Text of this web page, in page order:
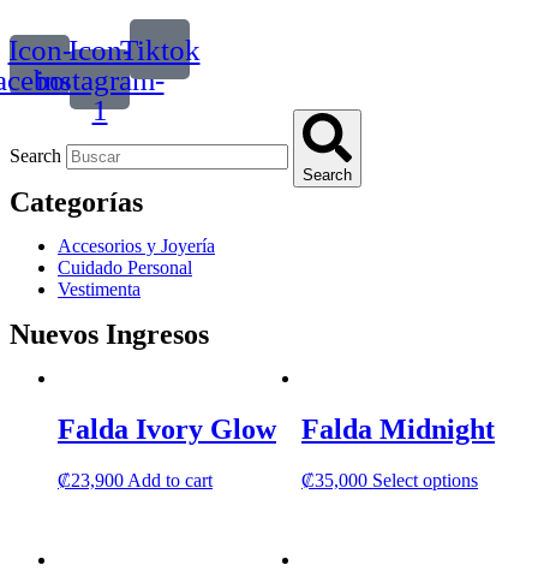
Icon-Icon-
instagram-
1
Tiktok
Search
Search
Categorías
Accesorios y Joyería
Cuidado Personal
Vestimenta
Nuevos Ingresos
Falda Ivory Glow
₡23,900 Add to cart
Falda Midnight
₡35,000 Select optionsThis